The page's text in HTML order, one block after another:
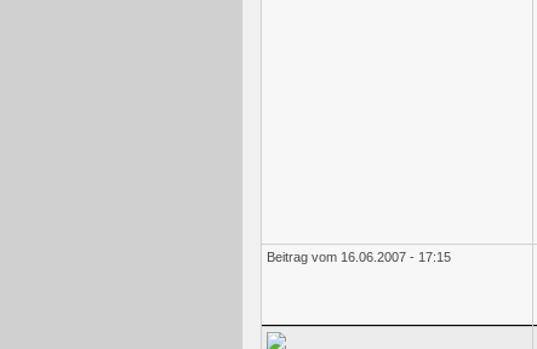
Beitrag vom 16.06.2007 - 17:15